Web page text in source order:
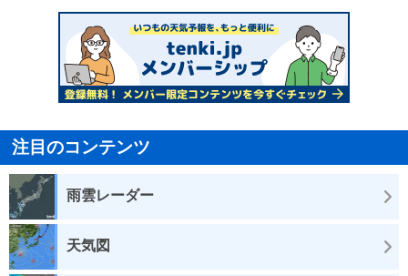
注目のコンテンツ
雨雲レーダー
天気図